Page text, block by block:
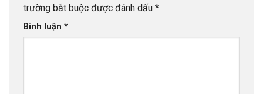
trường bắt buộc được đánh dấu *
Bình luận *